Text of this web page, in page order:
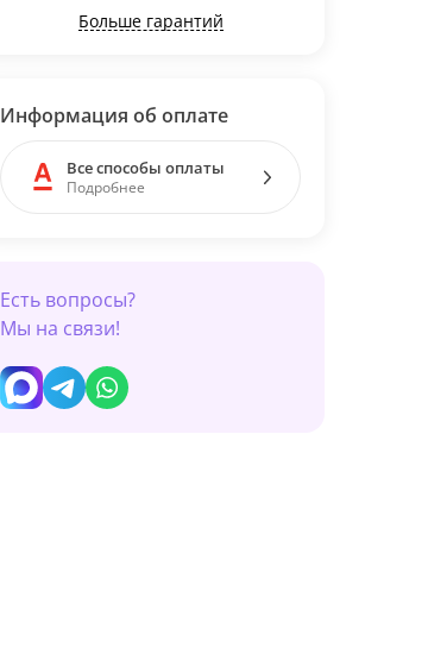
Больше гарантий
Информация об оплате
Все способы оплаты
Подробнее
Есть вопросы?
Мы на связи!